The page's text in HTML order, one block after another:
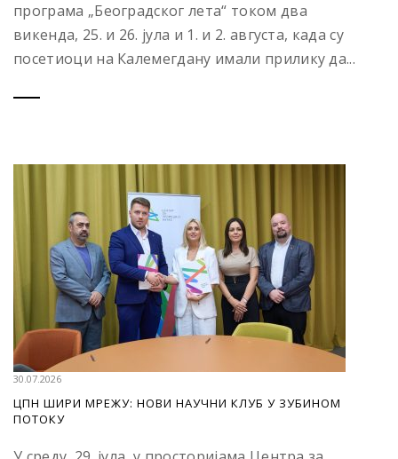
програма „Београдског лета“ током два
викенда, 25. и 26. јула и 1. и 2. августа, када су
посетиоци на Калемегдану имали прилику да...
30.07.2026
ЦПН ШИРИ МРЕЖУ: НОВИ НАУЧНИ КЛУБ У ЗУБИНОМ
ПОТОКУ